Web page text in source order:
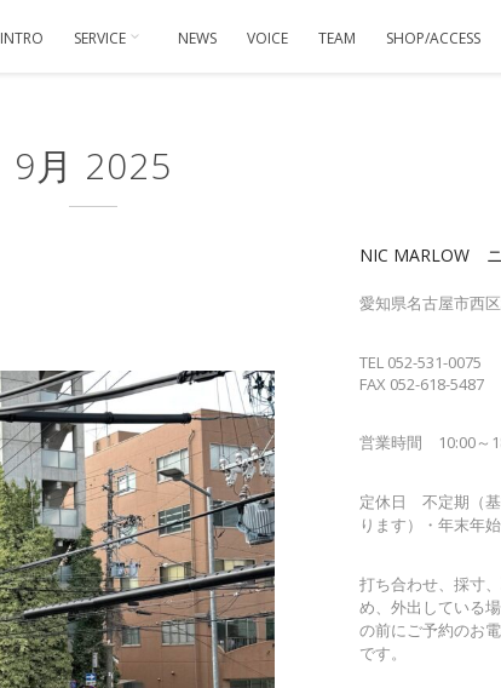
INTRO SERVICE NEWS VOICE TEAM SHOP/ACCESS
9月 2025
NIC MARLOW
愛知県名古屋市西
TEL 052-531-0075
FAX 052-618-5487
営業時間 10:00～
定休日 不定期（
ります）・年末年始
打ち合わせ、採寸
め、外出している
の前にご予約のお
です。